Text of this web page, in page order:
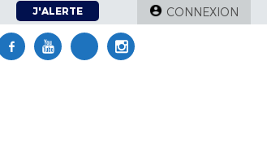
J'ALERTE CONNEXION